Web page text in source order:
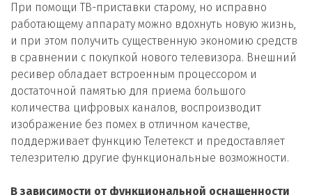
При помощи ТВ-приставки старому, но исправно
работающему аппарату можно вдохнуть новую жизнь,
и при этом получить существенную экономию средств
в сравнении с покупкой нового телевизора. Внешний
ресивер обладает встроенным процессором и
достаточной памятью для приема большого
количества цифровых каналов, воспроизводит
изображение без помех в отличном качестве,
поддерживает функцию Телетекст и предоставляет
телезрителю другие функциональные возможности.
В зависимости от функциональной оснащенности